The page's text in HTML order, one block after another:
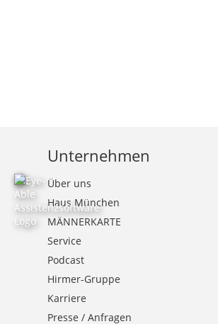
Unternehmen
Über uns
Haus München
MÄNNERKARTE
Service
Podcast
Hirmer-Gruppe
Karriere
Presse / Anfragen